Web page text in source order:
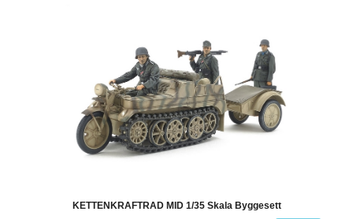
KETTENKRAFTRAD MID 1/35 Skala Byggesett